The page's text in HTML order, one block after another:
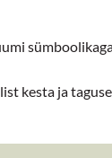
kesta ja